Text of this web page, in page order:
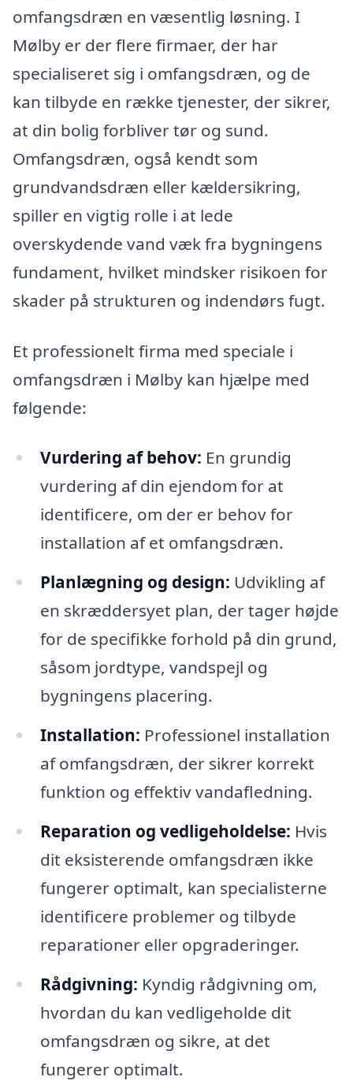
omfangsdræn en væsentlig løsning. I
Mølby er der flere firmaer, der har
specialiseret sig i omfangsdræn, og de
kan tilbyde en række tjenester, der sikrer,
at din bolig forbliver tør og sund.
Omfangsdræn, også kendt som
grundvandsdræn eller kældersikring,
spiller en vigtig rolle i at lede
overskydende vand væk fra bygningens
fundament, hvilket mindsker risikoen for
skader på strukturen og indendørs fugt.
Et professionelt firma med speciale i
omfangsdræn i Mølby kan hjælpe med
følgende:
Vurdering af behov: En grundig
vurdering af din ejendom for at
identificere, om der er behov for
installation af et omfangsdræn.
Planlægning og design: Udvikling af
en skræddersyet plan, der tager højde
for de specifikke forhold på din grund,
såsom jordtype, vandspejl og
bygningens placering.
Installation: Professionel installation
af omfangsdræn, der sikrer korrekt
funktion og effektiv vandafledning.
Reparation og vedligeholdelse: Hvis
dit eksisterende omfangsdræn ikke
fungerer optimalt, kan specialisterne
identificere problemer og tilbyde
reparationer eller opgraderinger.
Rådgivning: Kyndig rådgivning om,
hvordan du kan vedligeholde dit
omfangsdræn og sikre, at det
fungerer optimalt.